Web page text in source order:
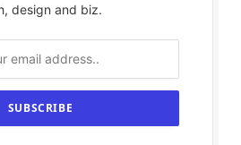
design and biz.